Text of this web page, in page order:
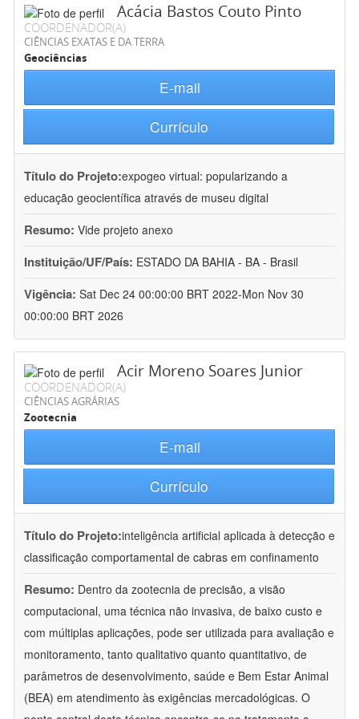
Acácia Bastos Couto Pinto
COORDENADOR(A)
CIÊNCIAS EXATAS E DA TERRA
Geociências
E-mail
Currículo
Título do Projeto:expogeo virtual: popularizando a
educação geocientífica através de museu digital
Resumo: Vide projeto anexo
Instituição/UF/País: ESTADO DA BAHIA - BA - Brasil
Vigência: Sat Dec 24 00:00:00 BRT 2022-Mon Nov 30
00:00:00 BRT 2026
Acir Moreno Soares Junior
COORDENADOR(A)
CIÊNCIAS AGRÁRIAS
Zootecnia
E-mail
Currículo
Título do Projeto:inteligência artificial aplicada à detecção e
classificação comportamental de cabras em confinamento
Resumo: Dentro da zootecnia de precisão, a visão
computacional, uma técnica não invasiva, de baixo custo e
com múltiplas aplicações, pode ser utilizada para avaliação e
monitoramento, tanto qualitativo quanto quantitativo, de
parâmetros de desenvolvimento, saúde e Bem Estar Animal
(BEA) em atendimento às exigências mercadológicas. O